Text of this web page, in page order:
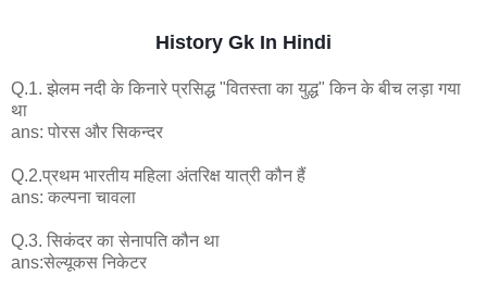
History Gk In Hindi
Q.1. झेलम नदी के किनारे प्रसिद्ध "वितस्ता का युद्ध" किन के बीच लड़ा गया
था
ans: पोरस और सिकन्दर
Q.2.प्रथम भारतीय महिला अंतरिक्ष यात्री कौन हैं
ans: कल्पना चावला
Q.3. सिकंदर का सेनापति कौन था
ans:सेल्यूकस निकेटर